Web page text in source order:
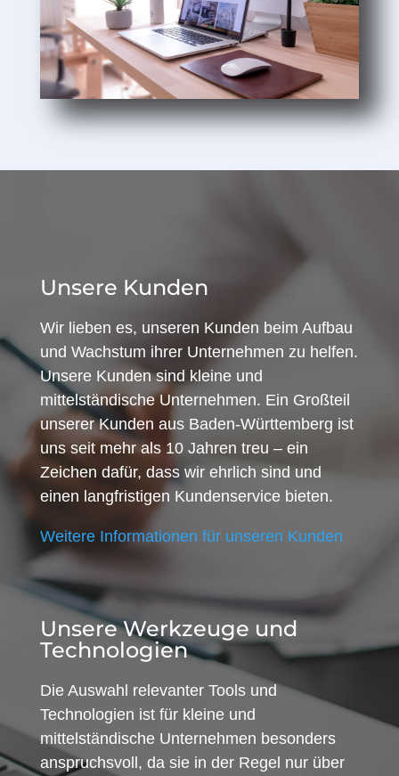
Unsere Kunden
Wir lieben es, unseren Kunden beim Aufbau
und Wachstum ihrer Unternehmen zu helfen.
Unsere Kunden sind kleine und
mittelständische Unternehmen. Ein Großteil
unserer Kunden aus Baden-Württemberg ist
uns seit mehr als 10 Jahren treu – ein
Zeichen dafür, dass wir ehrlich sind und
einen langfristigen Kundenservice bieten.
Weitere Informationen für unseren Kunden
Unsere Werkzeuge und
Technologien
Die Auswahl relevanter Tools und
Technologien ist für kleine und
mittelständische Unternehmen besonders
anspruchsvoll, da sie in der Regel nur über